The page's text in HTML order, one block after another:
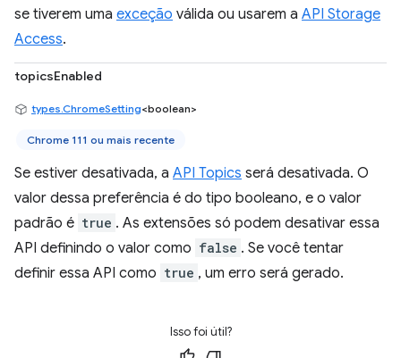
se tiverem uma exceção válida ou usarem a API Storage
Access.
topicsEnabled
types.ChromeSetting<boolean>
Chrome 111 ou mais recente
Se estiver desativada, a API Topics será desativada. O
valor dessa preferência é do tipo booleano, e o valor
padrão é true . As extensões só podem desativar essa
API definindo o valor como false . Se você tentar
definir essa API como true , um erro será gerado.
Isso foi útil?